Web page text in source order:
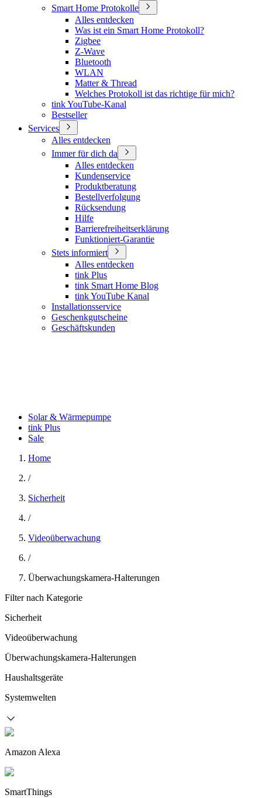
Smart Home Protokolle
Alles entdecken
Was ist ein Smart Home Protokoll?
Zigbee
Z-Wave
Bluetooth
WLAN
Matter & Thread
Welches Protokoll ist das richtige für mich?
tink YouTube-Kanal
Bestseller
Services
Alles entdecken
Immer für dich da
Alles entdecken
Kundenservice
Produktberatung
Bestellverfolgung
Rücksendung
Hilfe
Barrierefreiheitserklärung
Funktioniert-Garantie
Stets informiert
Alles entdecken
tink Plus
tink Smart Home Blog
tink YouTube Kanal
Installationsservice
Geschenkgutscheine
Geschäftskunden
Solar & Wärmepumpe
tink Plus
Sale
Home
/
Sicherheit
/
Videoüberwachung
/
Überwachungskamera-Halterungen
Filter nach Kategorie
Sicherheit
Videoüberwachung
Überwachungskamera-Halterungen
Haushaltsgeräte
Systemwelten
Amazon Alexa
SmartThings